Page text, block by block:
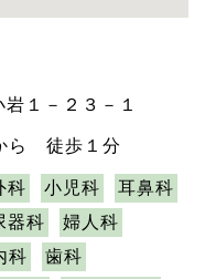
１－２３－１
ら 徒歩１分
科 小児科
耳鼻科
器科
婦人科
科
歯科